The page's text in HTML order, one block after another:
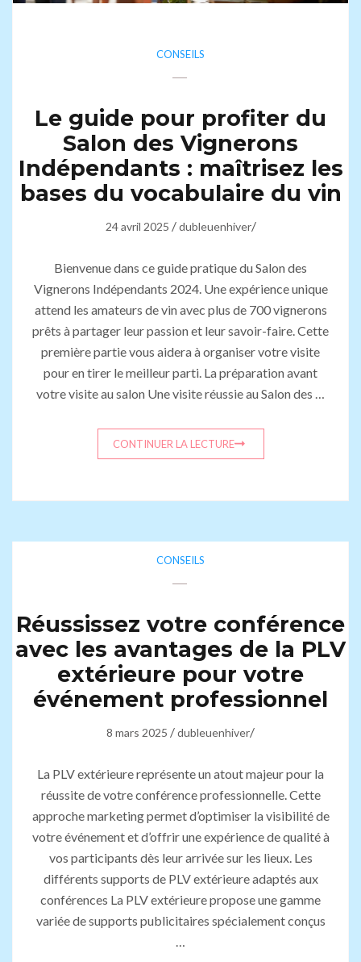
CONSEILS
Le guide pour profiter du
Salon des Vignerons
Indépendants : maîtrisez les
bases du vocabulaire du vin
24 avril 2025 /dubleuenhiver/
Bienvenue dans ce guide pratique du Salon des
Vignerons Indépendants 2024. Une expérience unique
attend les amateurs de vin avec plus de 700 vignerons
prêts à partager leur passion et leur savoir-faire. Cette
première partie vous aidera à organiser votre visite
pour en tirer le meilleur parti. La préparation avant
votre visite au salon Une visite réussie au Salon des …
CONTINUER LA LECTURE
CONSEILS
Réussissez votre conférence
avec les avantages de la PLV
extérieure pour votre
événement professionnel
8 mars 2025 /dubleuenhiver/
La PLV extérieure représente un atout majeur pour la
réussite de votre conférence professionnelle. Cette
approche marketing permet d’optimiser la visibilité de
votre événement et d’offrir une expérience de qualité à
vos participants dès leur arrivée sur les lieux. Les
différents supports de PLV extérieure adaptés aux
conférences La PLV extérieure propose une gamme
variée de supports publicitaires spécialement conçus
…